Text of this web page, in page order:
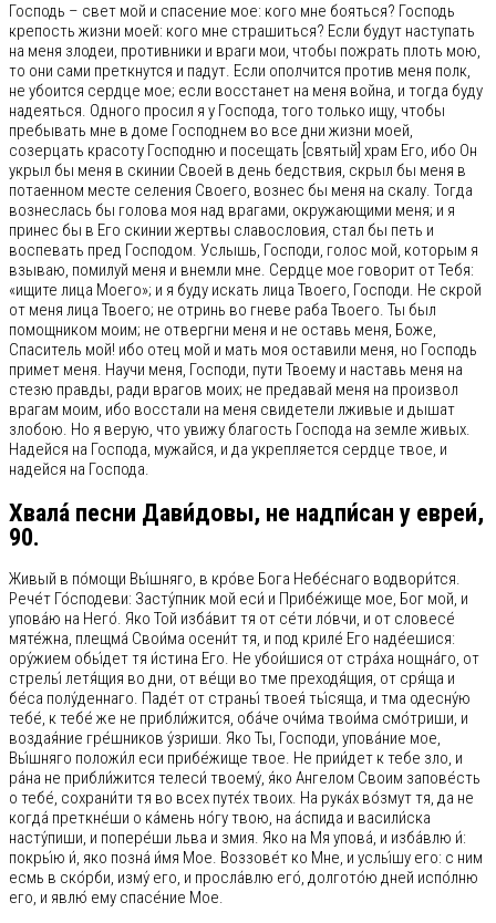
Господь – свет мой и спасение мое: кого мне бояться? Господь
крепость жизни моей: кого мне страшиться? Если будут наступать
на меня злодеи, противники и враги мои, чтобы пожрать плоть мою,
то они сами преткнутся и падут. Если ополчится против меня полк,
не убоится сердце мое; если восстанет на меня война, и тогда буду
надеяться. Одного просил я у Господа, того только ищу, чтобы
пребывать мне в доме Господнем во все дни жизни моей,
созерцать красоту Господню и посещать [святый] храм Его, ибо Он
укрыл бы меня в скинии Своей в день бедствия, скрыл бы меня в
потаенном месте селения Своего, вознес бы меня на скалу. Тогда
вознеслась бы голова моя над врагами, окружающими меня; и я
принес бы в Его скинии жертвы славословия, стал бы петь и
воспевать пред Господом. Услышь, Господи, голос мой, которым я
взываю, помилуй меня и внемли мне. Сердце мое говорит от Тебя:
«ищите лица Моего»; и я буду искать лица Твоего, Господи. Не скрой
от меня лица Твоего; не отринь во гневе раба Твоего. Ты был
помощником моим; не отвергни меня и не оставь меня, Боже,
Спаситель мой! ибо отец мой и мать моя оставили меня, но Господь
примет меня. Научи меня, Господи, пути Твоему и наставь меня на
стезю правды, ради врагов моих; не предавай меня на произвол
врагам моим, ибо восстали на меня свидетели лживые и дышат
злобою. Но я верую, что увижу благость Господа на земле живых.
Надейся на Господа, мужайся, и да укрепляется сердце твое, и
надейся на Господа.
Хвала́ песни Дави́довы, не надпи́сан у евреи́,
90.
Живый в по́мощи Вы́шняго, в кро́ве Бога Небе́снаго водвори́тся.
Рече́т Го́сподеви: Засту́пник мой еси́ и Прибе́жище мое, Бог мой, и
упова́ю на Него́. Яко Той изба́вит тя от се́ти ло́вчи, и от словесе́
мяте́жна, плещма́ Свои́ма осени́т тя, и под криле́ Его наде́ешися:
ору́жием обы́дет тя и́стина Его. Не убои́шися от стра́ха нощна́го, от
стрелы́ летя́щия во дни, от ве́щи во тме преходя́щия, от сря́ща и
бе́са полу́деннаго. Паде́т от страны́ твоея́ ты́сяща, и тма одесну́ю
тебе́, к тебе́ же не прибли́жится, оба́че очи́ма твои́ма смо́триши, и
воздая́ние гре́шников у́зриши. Яко Ты, Господи, упова́ние мое,
Вы́шняго положи́л еси прибе́жище твое. Не прии́дет к тебе зло, и
ра́на не прибли́жится телеси́ твоему́, я́ко Ангелом Своим запове́сть
о тебе́, сохрани́ти тя во всех путе́х твоих. На рука́х во́змут тя, да не
когда́ преткне́ши о ка́мень но́гу твою, на а́спида и васили́ска
насту́пиши, и попере́ши льва и змия. Яко на Мя упова́, и изба́влю и́:
покры́ю и́, яко позна́ и́мя Мое. Воззове́т ко Мне, и услы́шу его: с ним
есмь в ско́рби, изму́ его, и просла́влю его́, долгото́ю дней испо́лню
его, и явлю́ ему спасе́ние Мое.